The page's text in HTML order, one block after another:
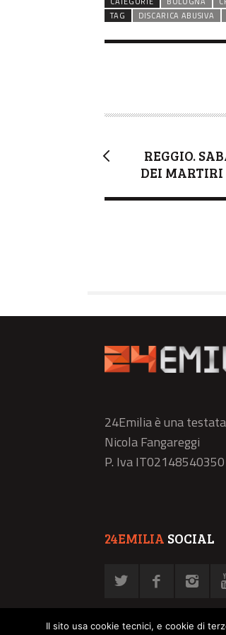
TAG
DISCARICA ABUSIVA
REGGIO.
DEI MARTIRI
24Emilia è una
Nicola Fangareggi
P. Iva IT02148540350
24EMILIA SOCIAL
Il sito usa cookie tecnici, e cookie di